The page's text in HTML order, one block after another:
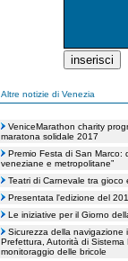
Altre notizie di Venezia
VeniceMarathon charity
maratona solidale 2017
Premio Festa di San Marco:
veneziane e metropolitane”
Teatri di Carnevale tra gioco
Presentata l'edizione del
Le iniziative per il Giorno
Sicurezza della
Prefettura, Autorità di
monitoraggio delle bricole